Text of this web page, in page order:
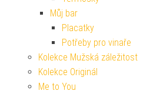
Můj bar
Placatky
Potřeby pro vinaře
Kolekce Mužská záležitost
Kolekce Originál
Me to You